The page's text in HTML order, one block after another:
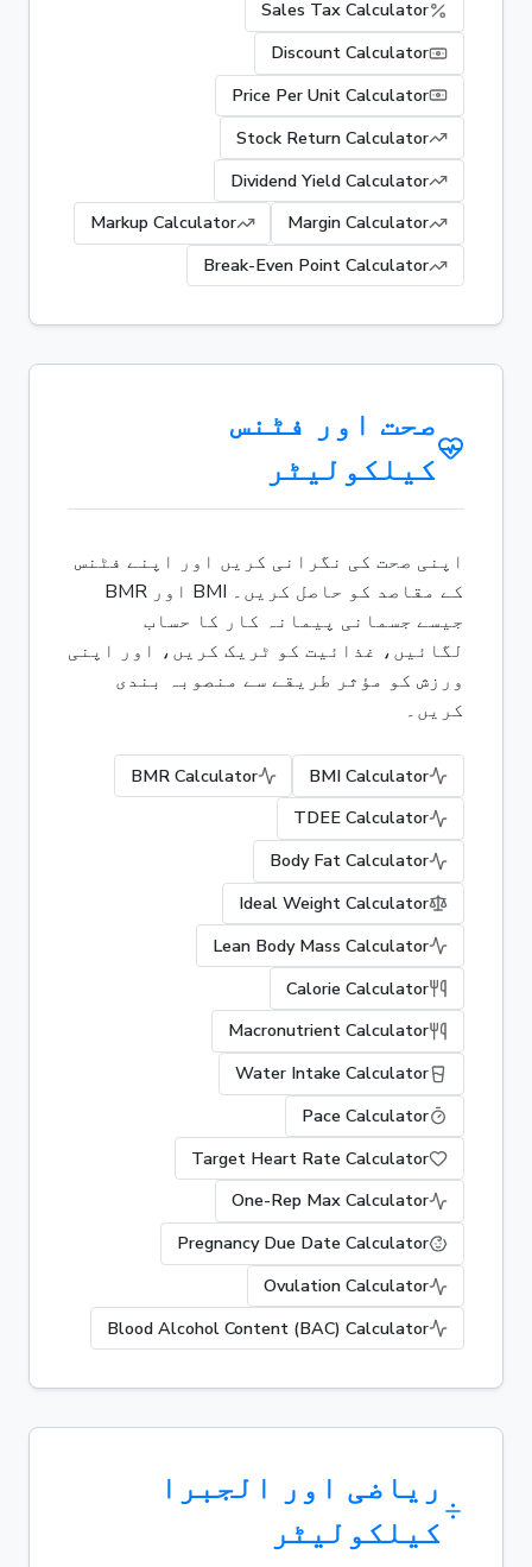
Sales Tax Calculator
Discount Calculator
Price Per Unit Calculator
Stock Return Calculator
Dividend Yield Calculator
Margin Calculator
Markup Calculator
Break-Even Point Calculator
صحت اور فٹنس
کیلکولیٹر
اپنی صحت کی نگرانی کریں اور اپنے فٹنس
کے مقاصد کو حاصل کریں۔ BMI اور BMR
جیسے جسمانی پیمانہ کار کا حساب
لگائیں، غذائیت کو ٹریک کریں، اور اپنی
ورزش کو مؤثر طریقے سے منصوبہ بندی
کریں۔
BMI Calculator
BMR Calculator
TDEE Calculator
Body Fat Calculator
Ideal Weight Calculator
Lean Body Mass Calculator
Calorie Calculator
Macronutrient Calculator
Water Intake Calculator
Pace Calculator
Target Heart Rate Calculator
One-Rep Max Calculator
Pregnancy Due Date Calculator
Ovulation Calculator
Blood Alcohol Content (BAC) Calculator
ریاضی اور الجبرا
کیلکولیٹر